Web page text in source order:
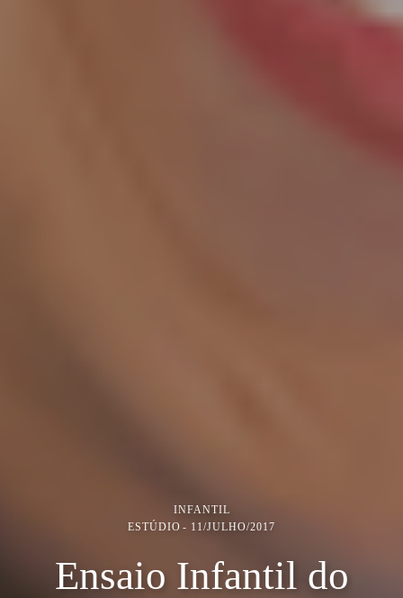
INFANTIL
ESTÚDIO
11/JULHO/2017
Ensaio Infantil do